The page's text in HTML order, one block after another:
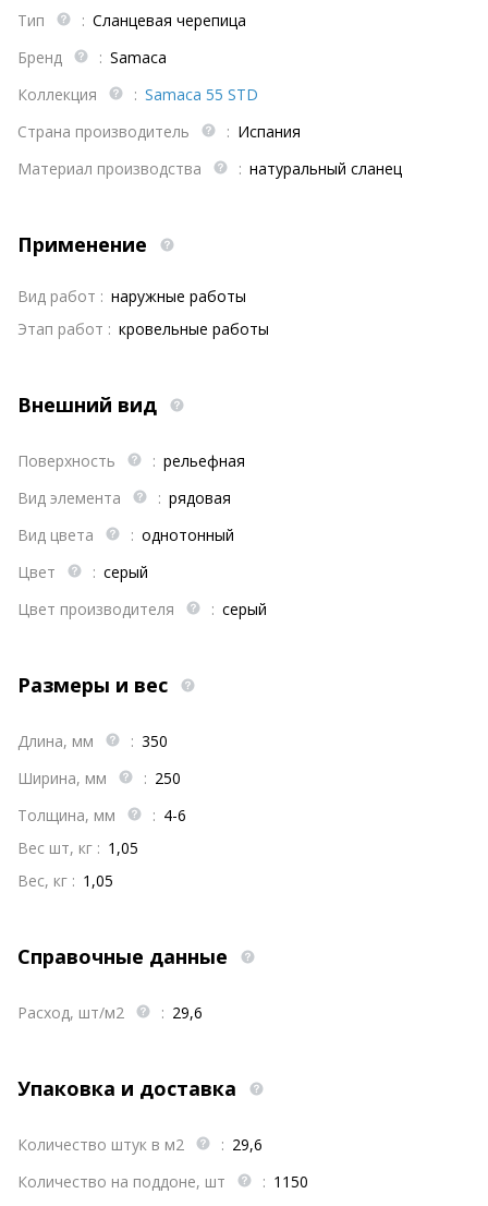
Тип
: Сланцевая черепица
Бренд
: Samaca
Коллекция
: Samaca 55 STD
Страна производитель
: Испания
Материал производства
: натуральный сланец
Применение
Вид работ : наружные работы
Этап работ : кровельные работы
Внешний вид
Поверхность : рельефная
Вид элемента
: рядовая
Вид цвета
: однотонный
Цвет
: серый
Цвет производителя
: серый
Размеры и вес
Длина, мм : 350
Ширина, мм
: 250
Толщина, мм
: 4-6
Вес шт, кг : 1,05
Вес, кг : 1,05
Справочные данные
Расход, шт/м2 : 29,6
Упаковка и доставка
Количество штук в м2 : 29,6
Количество на поддоне, шт
: 1150